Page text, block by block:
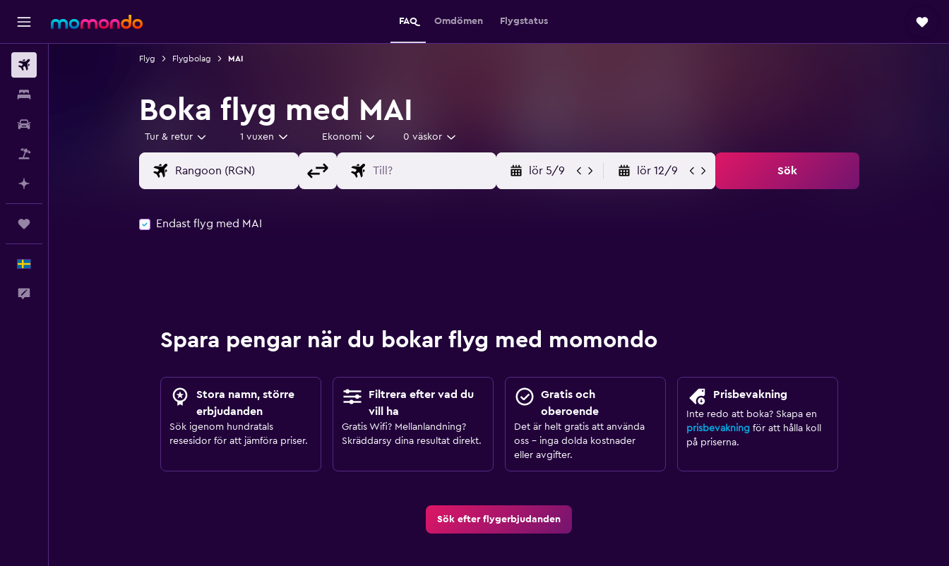
FAQ Omdömen Flygstatus
Flyg Flygbolag MAI
Boka flyg med MAI
Tur & retur 1 vuxen Ekonomi 0 väskor
lör 5/9 lör 12/9 Sök
Endast flyg med MAI
Spara pengar när du bokar flyg med momondo
Stora namn, större
erbjudanden
Sök igenom hundratals
resesidor för att jämföra priser.
Filtrera efter vad du
vill ha
Gratis Wifi? Mellanlandning?
Skräddarsy dina resultat direkt.
Gratis och
oberoende
Det är helt gratis att använda
oss – inga dolda kostnader
eller avgifter.
Prisbevakning
Inte redo att boka? Skapa en
prisbevakningför att hålla koll
på priserna.
Sök efter flygerbjudanden